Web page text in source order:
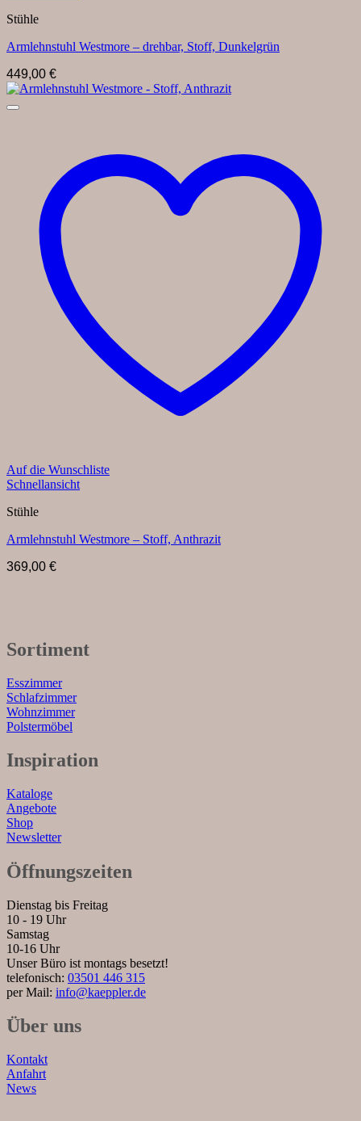
Stühle
Armlehnstuhl Westmore – drehbar, Stoff, Dunkelgrün
449,00 €
Auf die Wunschliste
Schnellansicht
Stühle
Armlehnstuhl Westmore – Stoff, Anthrazit
369,00 €
Sortiment
Esszimmer
Schlafzimmer
Wohnzimmer
Polstermöbel
Inspiration
Kataloge
Angebote
Shop
Newsletter
Öffnungszeiten
Dienstag bis Freitag
10 - 19 Uhr
Samstag
10-16 Uhr
Unser Büro ist montags besetzt!
telefonisch: 03501 446 315
per Mail: info@kaeppler.de
Über uns
Kontakt
Anfahrt
News